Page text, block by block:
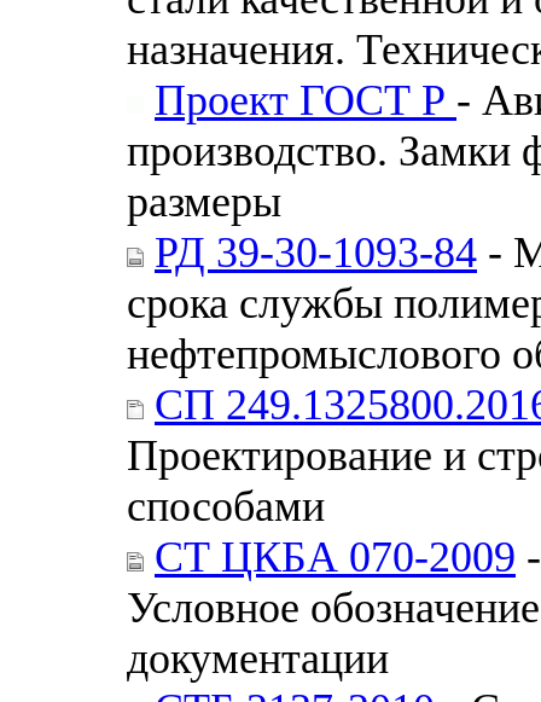
назначения.
Проект ГОСТ Р -
производство.
размеры
РД 39-30-1093-84 -
срока службы
нефтепромыслового
СП
Проектирование и
способами
СТ ЦКБА 070-2009
Условное
документации